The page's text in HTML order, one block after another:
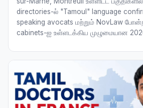
directories-ல் "Tamoul" language
speaking avocats மற்றும் NovLaw
cabinets-ஐ உள்ளடக்கிய முழுமையான